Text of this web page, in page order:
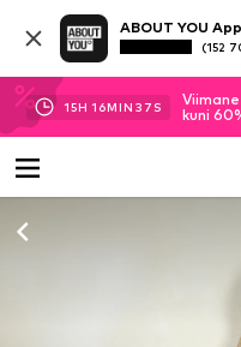
ABOUT YOU App
(152
15H 16MIN 35 S
kuni